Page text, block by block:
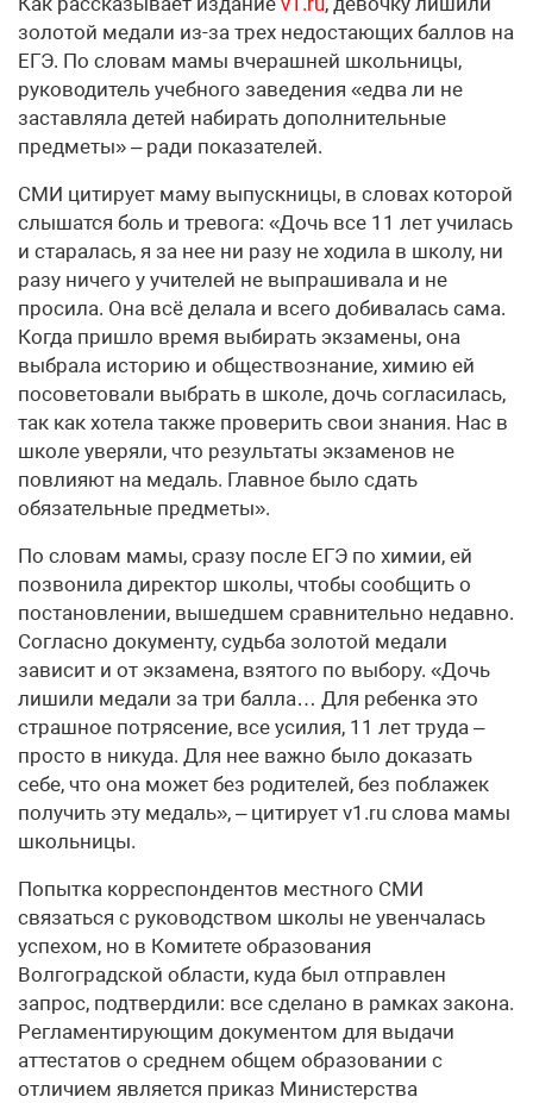
золотой медали из-за трех недостающих баллов на
ЕГЭ. По словам мамы вчерашней школьницы,
руководитель учебного заведения «едва ли не
заставляла детей набирать дополнительные
предметы» – ради показателей.
СМИ цитирует маму выпускницы, в словах которой
слышатся боль и тревога: «Дочь все 11 лет училась
и старалась, я за нее ни разу не ходила в школу, ни
разу ничего у учителей не выпрашивала и не
просила. Она всё делала и всего добивалась сама.
Когда пришло время выбирать экзамены, она
выбрала историю и обществознание, химию ей
посоветовали выбрать в школе, дочь согласилась,
так как хотела также проверить свои знания. Нас в
школе уверяли, что результаты экзаменов не
повлияют на медаль. Главное было сдать
обязательные предметы».
По словам мамы, сразу после ЕГЭ по химии, ей
позвонила директор школы, чтобы сообщить о
постановлении, вышедшем сравнительно недавно.
Согласно документу, судьба золотой медали
зависит и от экзамена, взятого по выбору. «Дочь
лишили медали за три балла… Для ребенка это
страшное потрясение, все усилия, 11 лет труда –
просто в никуда. Для нее важно было доказать
себе, что она может без родителей, без поблажек
получить эту медаль», – цитирует v1.ru слова мамы
школьницы.
Попытка корреспондентов местного СМИ
связаться с руководством школы не увенчалась
успехом, но в Комитете образования
Волгоградской области, куда был отправлен
запрос, подтвердили: все сделано в рамках закона.
Регламентирующим документом для выдачи
аттестатов о среднем общем образовании с
отличием является приказ Министерства